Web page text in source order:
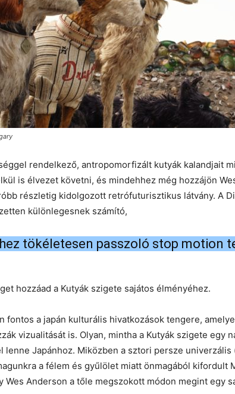
rendelkező, antropomorfizált kutyák kalandjait
is élvezet követni, és mindehhez még hozzájön
részletig kidolgozott retrófuturisztikus látvány. A
különlegesnek számító,
tökéletesen passzoló stop motion
hozzáad a Kutyák szigete sajátos élményéhez.
fontos a japán kulturális hivatkozások tengere,
vizualitását is. Olyan, mintha a Kutyák szigete egy
lenne Japánhoz. Miközben a sztori persze univerzális
a félem és gyűlölet miatt önmagából kifordult
Wes Anderson a tőle megszokott módon megint egy